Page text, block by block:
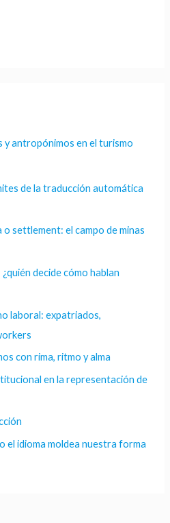
y antropónimos en el turismo
de la traducción automática
o settlement: el campo de minas
decide cómo hablan
laboral: expatriados,
con rima, ritmo y alma
en la representación de
el idioma moldea nuestra forma